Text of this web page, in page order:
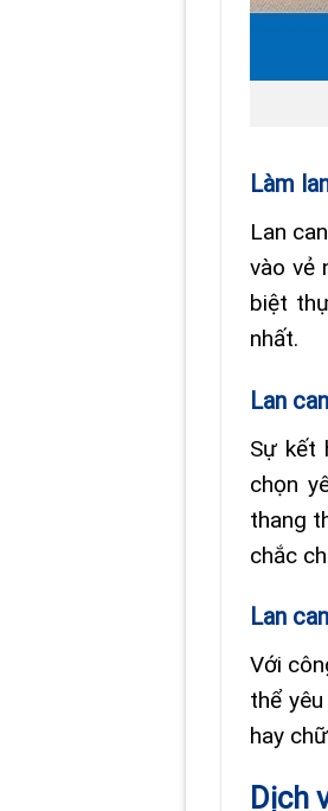
Làm
Lan
vào vẻ
biệt
nhất.
Lan
Sự kết
chọn
thang
chắc
Lan
Với
thể
hay
Dịch